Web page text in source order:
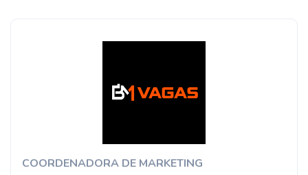
COORDENADORA DE MARKETING